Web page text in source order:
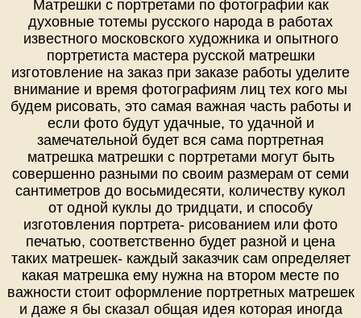
Матрешки с портретами по фотографии как
духовные тотемы русского народа в работах
известного московского художника и опытного
портретиста мастера русской матрешки
изготовление на заказ при заказе работы уделите
внимание и время фотографиям лиц тех кого мы
будем рисовать, это самая важная часть работы и
если фото будут удачные, то удачной и
замечательной будет вся сама портретная
матрешка матрешки с портретами могут быть
совершенно разными по своим размерам от семи
сантиметров до восьмидесяти, количеству кукол
от одной куклы до тридцати, и способу
изготовления портрета- рисованием или фото
печатью, соответственно будет разной и цена
таких матрешек- каждый заказчик сам определяет
какая матрешка ему нужна на втором месте по
важности стоит оформление портретных матрешек
и даже я бы сказал общая идея которая иногда